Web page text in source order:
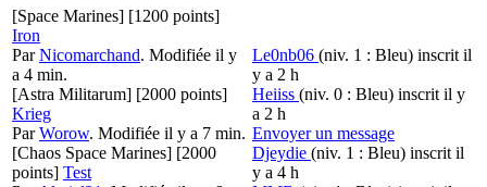
[Space Marines] [1200 points]
Iron
ParNicomarchand. Modifiée il y
a 4 min.
[Astra Militarum] [2000 points]
Krieg
ParWorow. Modifiée il y a 7 min.
[Chaos Space Marines] [2000
points] Test
Le0nb06 (niv. 1 : Bleu) inscrit il
y a 2 h
Heiiss (niv. 0 : Bleu) inscrit il y
a 2 h
Envoyer un message
Djeydie (niv. 1 : Bleu) inscrit il
y a 4 h